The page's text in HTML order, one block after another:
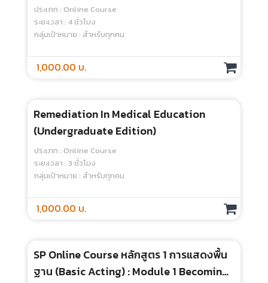
Mastering Facilitation Technique –
Online Course
ประเภท : Online Course
ระยะเวลา : 4 ชั่วโมง
กลุ่มเป้าหมาย : สำหรับทุกคน
1,000.00 บ.
Practical Issues In Performance
Assessment - Online Course